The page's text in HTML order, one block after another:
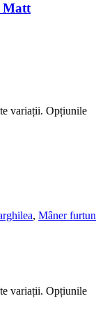
Matt
variații. Opțiunile
, Mâner furtun
variații. Opțiunile